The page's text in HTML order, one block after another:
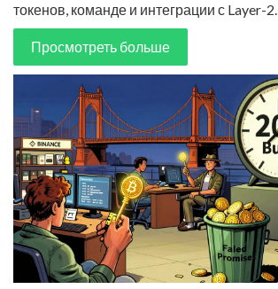
токенов, команде и интеграции с Layer-2.
Просмотреть больше